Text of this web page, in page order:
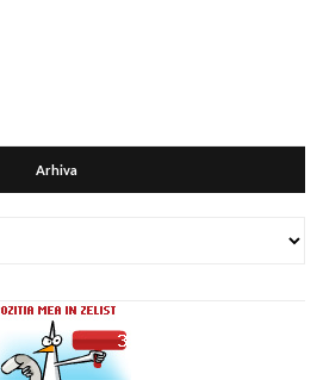
Arhiva